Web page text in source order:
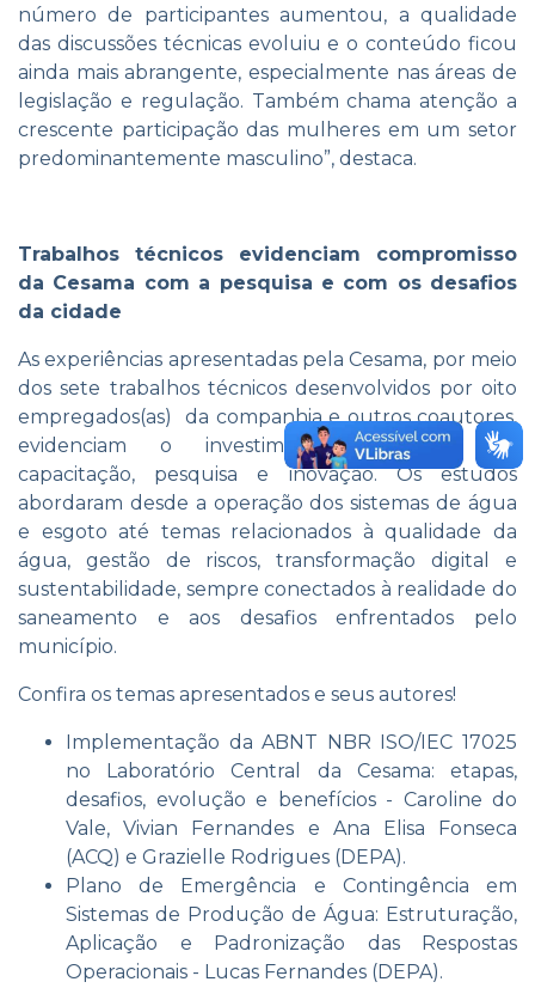
número de participantes aumentou, a qualidade
das discussões técnicas evoluiu e o conteúdo ficou
ainda mais abrangente, especialmente nas áreas de
legislação e regulação. Também chama atenção a
crescente participação das mulheres em um setor
predominantemente masculino”, destaca.
Trabalhos técnicos evidenciam compromisso
da Cesama com a pesquisa e com os desafios
da cidade
As experiências apresentadas pela Cesama, por meio
dos sete trabalhos técnicos desenvolvidos por oito
empregados(as) da companhia e outros coautores,
evidenciam o investimento contínuo em
capacitação, pesquisa e inovação. Os estudos
abordaram desde a operação dos sistemas de água
e esgoto até temas relacionados à qualidade da
água, gestão de riscos, transformação digital e
sustentabilidade, sempre conectados à realidade do
saneamento e aos desafios enfrentados pelo
município.
Confira os temas apresentados e seus autores!
Implementação da ABNT NBR ISO/IEC 17025
no Laboratório Central da Cesama: etapas,
desafios, evolução e benefícios - Caroline do
Vale, Vivian Fernandes e Ana Elisa Fonseca
(ACQ) e Grazielle Rodrigues (DEPA).
Plano de Emergência e Contingência em
Sistemas de Produção de Água: Estruturação,
Aplicação e Padronização das Respostas
Operacionais - Lucas Fernandes (DEPA).